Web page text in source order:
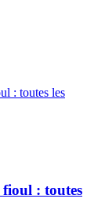
: toutes